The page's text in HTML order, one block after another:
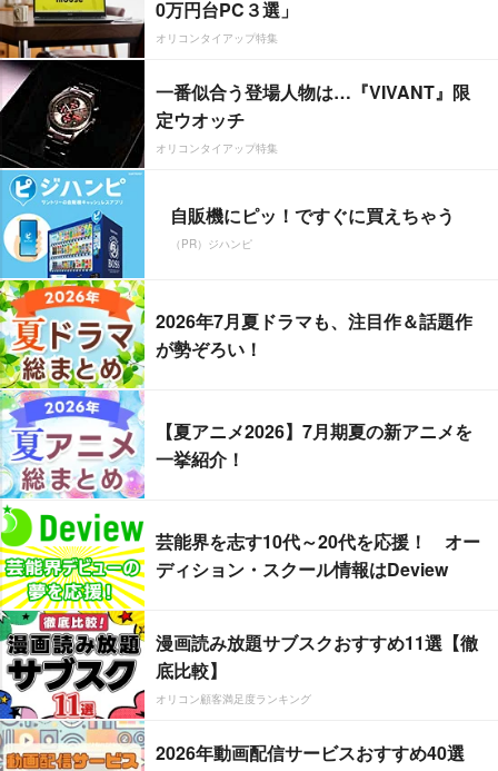
0万円台PC３選」
オリコンタイアップ特集
一番似合う登場人物は…『VIVANT』限
定ウオッチ
オリコンタイアップ特集
自販機にピッ！ですぐに買えちゃう
（PR）ジハンピ
2026年7月夏ドラマも、注目作＆話題作
が勢ぞろい！
【夏アニメ2026】7月期夏の新アニメを
一挙紹介！
芸能界を志す10代～20代を応援！ オー
ディション・スクール情報はDeview
漫画読み放題サブスクおすすめ11選【徹
底比較】
オリコン顧客満足度ランキング
2026年動画配信サービスおすすめ40選